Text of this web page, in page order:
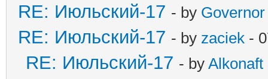
RE: Июльский-17 - by Governor
RE: Июльский-17 - by zaciek -
RE: Июльский-17 - by Alkonaft